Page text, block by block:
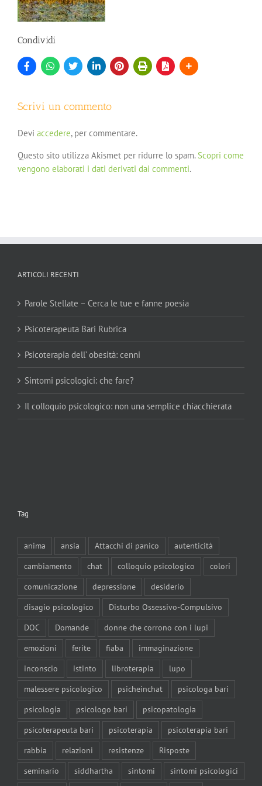
Condividi
Scrivi un commento
Devi accedere, per commentare.
Questo sito utilizza Akismet per ridurre lo spam. Scopri come
vengono elaborati i dati derivati dai commenti.
ARTICOLI RECENTI
Parole Stellate – Cerca le tue e fanne poesia
Psicoterapeuta Bari Rubrica
Psicoterapia dell’ obesità: cenni
Sintomi psicologici: che fare?
Il colloquio psicologico: non una semplice chiacchierata
Tag
anima ansia Attacchi di panico
autenticità
cambiamento
chat colloquio psicologico
colori
comunicazione
depressione
desiderio
disagio psicologico
Disturbo Ossessivo-Compulsivo
DOC
Domande
donne che corrono con i lupi
emozioni
ferite fiaba
immaginazione
inconscio
istinto libroterapia
lupo
malessere psicologico
psicheinchat
psicologa bari
psicologia
psicologo bari
psicopatologia
psicoterapeuta bari
psicoterapia
psicoterapia bari
rabbia
relazioni resistenze
Risposte
seminario
siddhartha sintomi
sintomi psicologici